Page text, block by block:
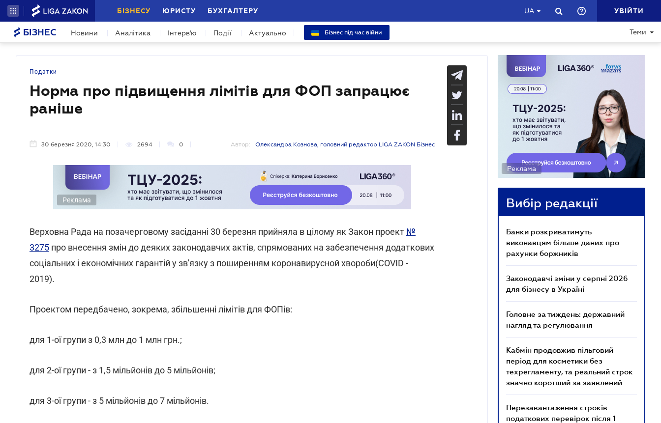
БІЗНЕСУ ЮРИСТУ БУХГАЛТЕРУ UA УВІЙТИ
БІЗНЕС Новини Аналітика Інтерв'ю Події Актуально Бізнес під час війни Теми
Податки
Норма про підвищення лімітів для ФОП запрацює
раніше
30 березня 2020, 14:30 2694 0 Автор: Олександра Кознова, головний редактор LIGA ZAKON Бізнес
Реклама
Верховна Рада на позачерговому засіданні 30 березня прийняла в цілому як Закон проект №
3275 про внесення змін до деяких законодавчих актів, спрямованих на забезпечення додаткових
соціальних і економічних гарантій у зв'язку з поширенням коронавирусной хвороби(COVID -
2019).
Проектом передбачено, зокрема, збільшенні лімітів для ФОПів:
для 1-ої групи з 0,3 млн до 1 млн грн.;
для 2-ої групи - з 1,5 мільйонів до 5 мільйонів;
для 3-ої групи - з 5 мільйонів до 7 мільйонів.
Реклама
Вибір редакції
Банки розкриватимуть
виконавцям більше даних про
рахунки боржників
Законодавчі зміни у серпні 2026
для бізнесу в Україні
Головне за тиждень: державний
нагляд та регулювання
Кабмін продовжив пільговий
період для косметики без
техрегламенту, та реальний строк
значно коротший за заявлений
Перезавантаження строків
податкових перевірок після 1